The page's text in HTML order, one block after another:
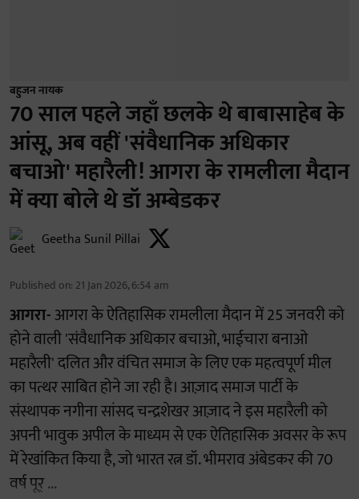
बहुजन नायक
70 साल पहले जहाँ छलके थे बाबासाहेब के
आंसू, अब वहीं 'संवैधानिक अधिकार
बचाओ' महारैली! आगरा के रामलीला मैदान
में क्या बोले थे डॉ अम्बेडकर
Geetha Sunil Pillai
Published on: 21 Jan 2026, 6:54 am
आगरा-आगरा के ऐतिहासिक रामलीला मैदान में 25 जनवरी को
होने वाली 'संवैधानिक अधिकार बचाओ, भाईचारा बनाओ
महारैली' दलित और वंचित समाज के लिए एक महत्वपूर्ण मील
का पत्थर साबित होने जा रही है। आज़ाद समाज पार्टी के
संस्थापक नगीना सांसद चन्द्रशेखर आज़ाद ने इस महारैली को
अपनी भावुक अपील के माध्यम से एक ऐतिहासिक अवसर के रूप
में रेखांकित किया है, जो भारत रत्न डॉ. भीमराव अंबेडकर की 70
वर्ष पूर् ...